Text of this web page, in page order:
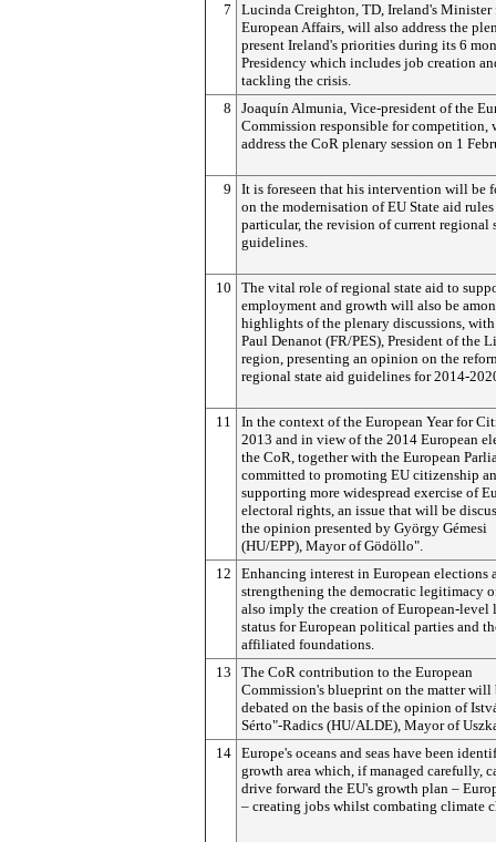
7
Lucinda Creighton, TD, Ireland's Minister
European Affairs, will also address the
present Ireland's priorities during its 6
Presidency which includes job creation
tackling the crisis.
8
Joaquín Almunia, Vice-president of the
Commission responsible for competition,
address the CoR plenary session on 1
9
It is foreseen that his intervention will be
on the modernisation of EU State aid
particular, the revision of current regional
guidelines.
10
The vital role of regional state aid to
employment and growth will also be
highlights of the plenary discussions, with
Paul Denanot (FR/PES), President of the
region, presenting an opinion on the
regional state aid guidelines for 2014-
11
In the context of the European Year for
2013 and in view of the 2014 European
the CoR, together with the European
committed to promoting EU citizenship
supporting more widespread exercise of
electoral rights, an issue that will be
the opinion presented by György Gémesi
(HU/EPP), Mayor of Gödöllo".
12
Enhancing interest in European elections
strengthening the democratic legitimacy
also imply the creation of European-level
status for European political parties and
affiliated foundations.
13
The CoR contribution to the European
Commission's blueprint on the matter will
debated on the basis of the opinion of
Sérto"-Radics (HU/ALDE), Mayor of
14 Europe's oceans and seas have been
growth area which, if managed carefully,
drive forward the EU's growth plan –
– creating jobs whilst combating climate